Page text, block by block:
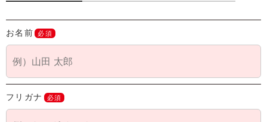
お名前 必須
フリガナ 必須